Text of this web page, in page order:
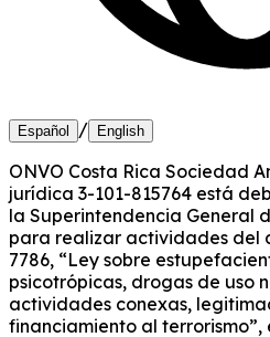
Español / English
ONVO Costa Rica Sociedad
jurídica 3-101-815764 está
la Superintendencia General
para realizar actividades del
7786, “Ley sobre
psicotrópicas, drogas de uso
actividades conexas,
financiamiento al